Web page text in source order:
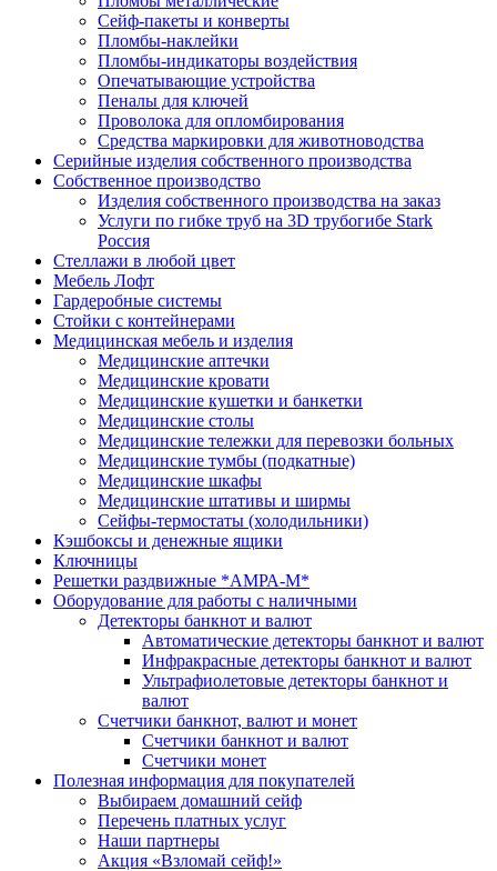
Сейф-пакеты и конверты
Пломбы-наклейки
Пломбы-индикаторы воздействия
Опечатывающие устройства
Пеналы для ключей
Проволока для опломбирования
Средства маркировки для животноводства
Серийные изделия собственного производства
Собственное производство
Изделия собственного производства на заказ
Услуги по гибке труб на 3D трубогибе Stark
Россия
Стеллажи в любой цвет
Мебель Лофт
Гардеробные системы
Стойки с контейнерами
Медицинская мебель и изделия
Медицинские аптечки
Медицинские кровати
Медицинские кушетки и банкетки
Медицинские столы
Медицинские тележки для перевозки больных
Медицинские тумбы (подкатные)
Медицинские шкафы
Медицинские штативы и ширмы
Сейфы-термостаты (холодильники)
Кэшбоксы и денежные ящики
Ключницы
Решетки раздвижные *АМРА-М*
Оборудование для работы с наличными
Детекторы банкнот и валют
Автоматические детекторы банкнот и валют
Инфракрасные детекторы банкнот и валют
Ультрафиолетовые детекторы банкнот и
валют
Счетчики банкнот, валют и монет
Счетчики банкнот и валют
Счетчики монет
Полезная информация для покупателей
Выбираем домашний сейф
Перечень платных услуг
Наши партнеры
Акция «Взломай сейф!»